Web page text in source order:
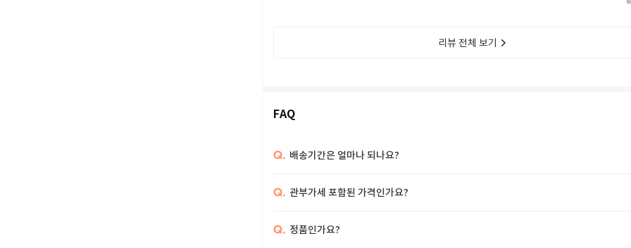
리뷰 전체 보기
FAQ
Q. 배송기간은 얼마나 되나요?
Q. 관부가세 포함된 가격인가요?
Q. 정품인가요?